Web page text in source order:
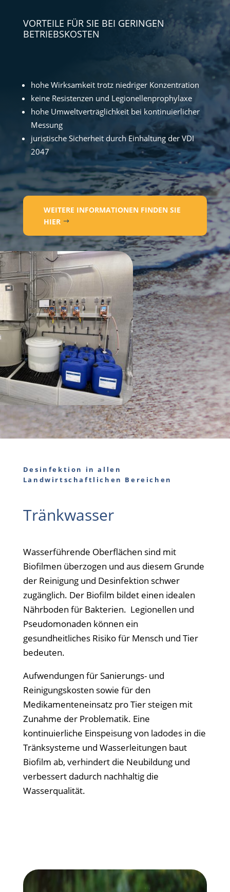
VORTEILE FÜR SIE BEI GERINGEN
BETRIEBSKOSTEN
hohe Wirksamkeit trotz niedriger Konzentration
keine Resistenzen und Legionellenprophylaxe
hohe Umweltverträglichkeit bei kontinuierlicher
Messung
juristische Sicherheit durch Einhaltung der VDI
2047
WEITERE INFORMATIONEN FINDEN SIE
HIER
Desinfektion in allen
Landwirtschaftlichen Bereichen
Tränkwasser
Wasserführende Oberflächen sind mit
Biofilmen überzogen und aus diesem Grunde
der Reinigung und Desinfektion schwer
zugänglich. Der Biofilm bildet einen idealen
Nährboden für Bakterien. Legionellen und
Pseudomonaden können ein
gesundheitliches Risiko für Mensch und Tier
bedeuten.
Aufwendungen für Sanierungs- und
Reinigungskosten sowie für den
Medikamenteneinsatz pro Tier steigen mit
Zunahme der Problematik. Eine
kontinuierliche Einspeisung von ladodes in die
Tränksysteme und Wasserleitungen baut
Biofilm ab, verhindert die Neubildung und
verbessert dadurch nachhaltig die
Wasserqualität.